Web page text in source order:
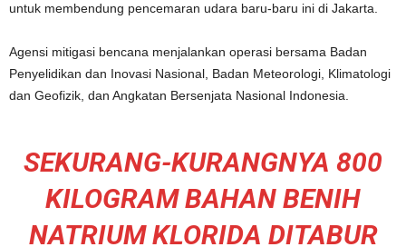
untuk membendung pencemaran udara baru-baru ini di Jakarta.
Agensi mitigasi bencana menjalankan operasi bersama Badan
Penyelidikan dan Inovasi Nasional, Badan Meteorologi, Klimatologi
dan Geofizik, dan Angkatan Bersenjata Nasional Indonesia.
SEKURANG-KURANGNYA 800
KILOGRAM BAHAN BENIH
NATRIUM KLORIDA DITABUR